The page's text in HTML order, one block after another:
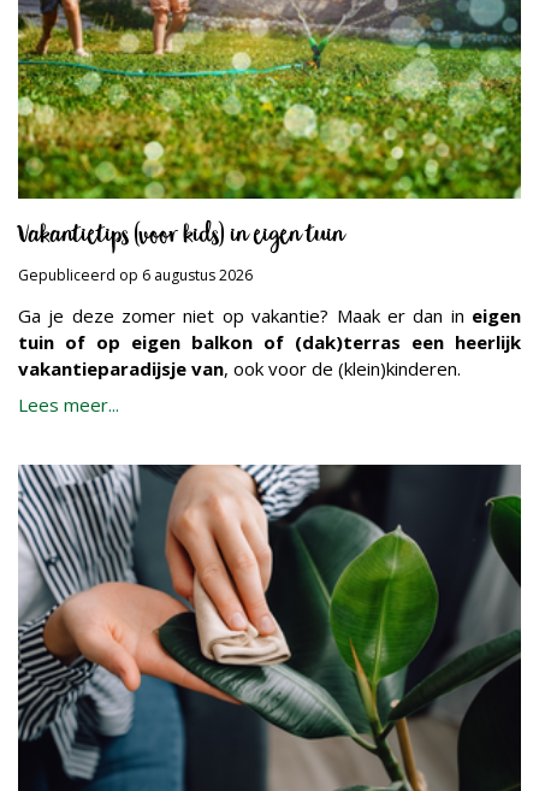
Vakantietips (voor kids) in eigen tuin
Gepubliceerd op 6 augustus 2026
Ga je deze zomer niet op vakantie? Maak er dan in eigen
tuin of op eigen balkon of (dak)terras een heerlijk
vakantieparadijsje van, ook voor de (klein)kinderen.
Lees meer...